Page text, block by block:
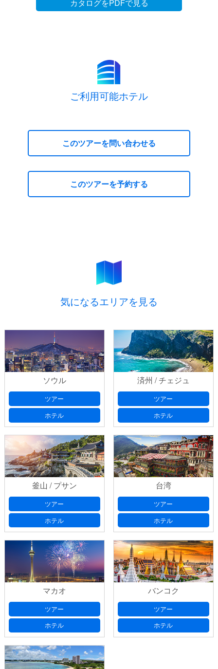
カタログをPDFで見る
ご利用可能ホテル
このツアーを問い合わせる
お問い合わせ
プライバシーポリシ
ー
出発日(必須) 出発日の選択は、本日より日曜・祝日を除いた
７日以降としてください
出発日 第2希望出発日の選択は、本日より日曜・祝日を除
いた７日以降としてください
ご希望フライト(必須)
ご希望宿泊ホテル(必須)
旅行日数、延泊希望等のご要望がございました
ら、ご記入ください。
このツアーを予約する
ティーウェイ航空で行く！グアム３日間【10
ご予約
プライバシーポリシ
ー
お問い合わせ番号以前、フォームにてお問い合わせいた
だいたお客様は、返信メールに記載されております「お問い合
わせ番号」をご記入ください。
(必須) 出発日の選択は、本日より日曜・祝日を除いた
７日以降としてください
ご希望フライト(必須)
ご希望宿泊ホテル
お申込み代表者情報
気になるエリアを見る
ソウル
ツアー
ホテル
済州 / チェジュ
ツアー
ホテル
釜山 / プサン
ツアー
ホテル
台湾
ツアー
ホテル
マカオ
ツアー
ホテル
バンコク
ツアー
ホテル